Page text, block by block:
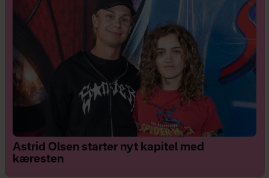
Astrid Olsen starter nyt kapitel med
kæresten